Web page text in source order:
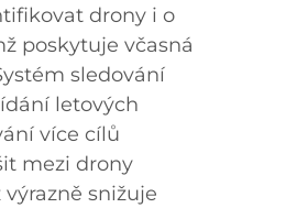
drony i o
poskytuje včasná
sledování
letových
více cílů
mezi drony
snižuje